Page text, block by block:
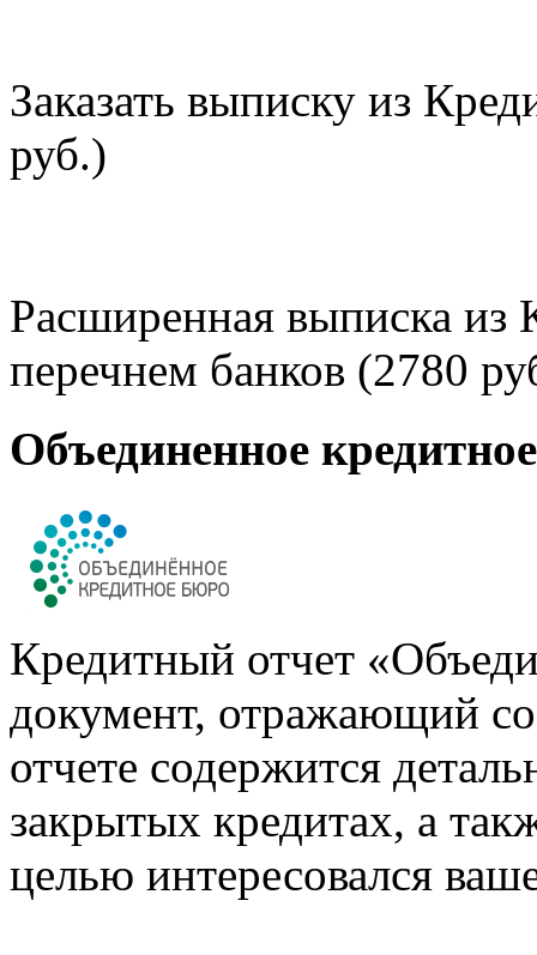
Заказать выписку из
руб.)
Расширенная выписка из
перечнем банков (2780
Объединенное
Кредитный отчет
документ, отражающий
отчете содержится
закрытых кредитах, а
целью интересовался